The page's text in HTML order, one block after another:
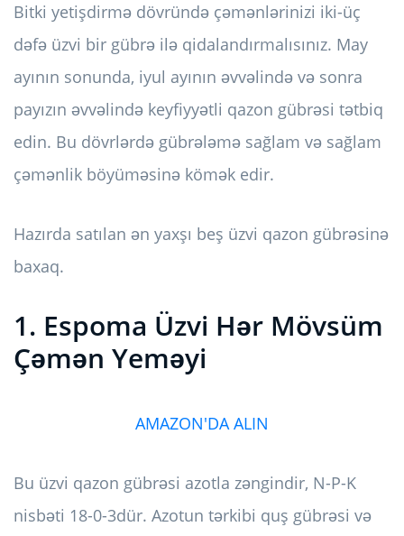
Bitki yetişdirmə dövründə çəmənlərinizi iki-üç
dəfə üzvi bir gübrə ilə qidalandırmalısınız. May
ayının sonunda, iyul ayının əvvəlində və sonra
payızın əvvəlində keyfiyyətli qazon gübrəsi tətbiq
edin. Bu dövrlərdə gübrələmə sağlam və sağlam
çəmənlik böyüməsinə kömək edir.
Hazırda satılan ən yaxşı beş üzvi qazon gübrəsinə
baxaq.
1. Espoma Üzvi Hər Mövsüm
Çəmən Yeməyi
AMAZON'DA ALIN
Bu üzvi qazon gübrəsi azotla zəngindir, N-P-K
nisbəti 18-0-3dür. Azotun tərkibi quş gübrəsi və